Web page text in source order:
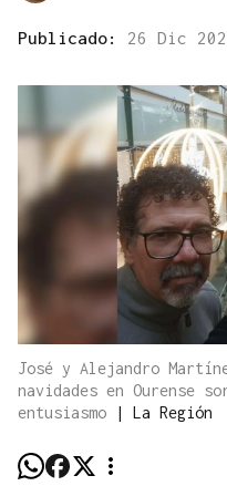
Publicado: 26 Dic
José y Alejandro
navidades en Ourense
entusiasmo
| La Región